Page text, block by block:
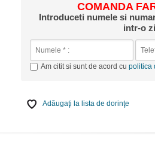
COMANDA
Introduceti numele si
intr-o
Am citit si sunt de acord cupolitica
Adăugaţi la lista de dorinţe